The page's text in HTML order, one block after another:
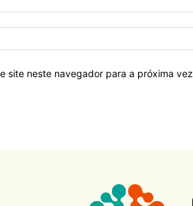
site neste navegador para a próxima